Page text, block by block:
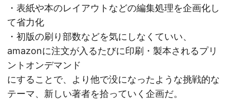
・表紙や本のレイアウトなどの編集処理を企画化し
て省力化
・初版の刷り部数などを気にしなくていい、
amazonに注文が入るたびに印刷・製本されるプリ
ントオンデマンド
にすることで、より他で没になったような挑戦的な
テーマ、新しい著者を拾っていく企画だ。